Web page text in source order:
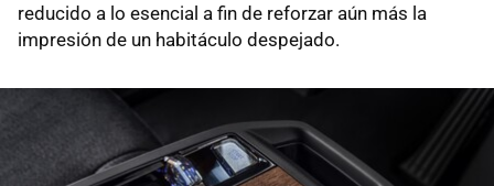
reducido a lo esencial a fin de reforzar aún más la
impresión de un habitáculo despejado.